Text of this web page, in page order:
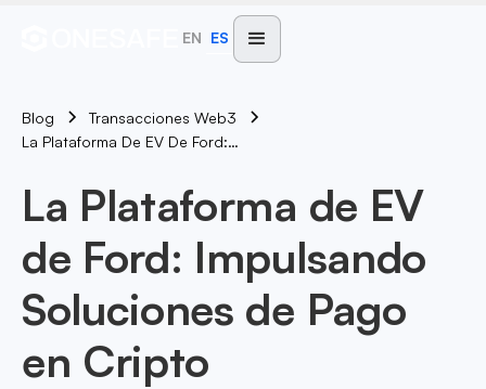
EN ES
Blog
Transacciones Web3
La Plataforma De EV De Ford: Impulsando Soluciones De Pago En Cripto
La Plataforma de EV
de Ford: Impulsando
Soluciones de Pago
en Cripto